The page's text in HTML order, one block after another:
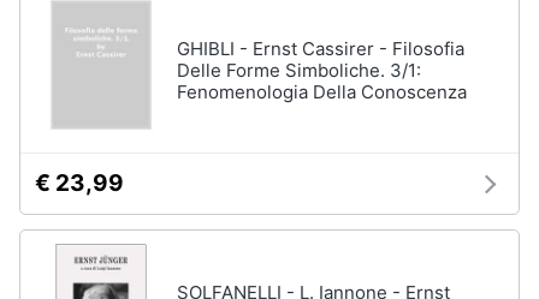
GHIBLI - Ernst Cassirer - Filosofia
Delle Forme Simboliche. 3/1:
Fenomenologia Della Conoscenza
€ 23,99
SOLFANELLI - L. Iannone - Ernst